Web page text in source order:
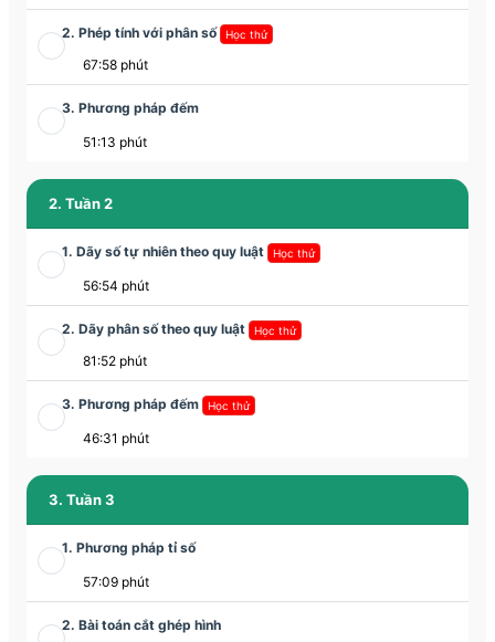
2. Phép tính với phân số Học thử
67:58 phút
3. Phương pháp đếm
51:13 phút
2. Tuần 2
1. Dãy số tự nhiên theo quy luật Học thử
56:54 phút
2. Dãy phân số theo quy luật Học thử
81:52 phút
3. Phương pháp đếm Học thử
46:31 phút
3. Tuần 3
1. Phương pháp tỉ số
57:09 phút
2. Bài toán cắt ghép hình